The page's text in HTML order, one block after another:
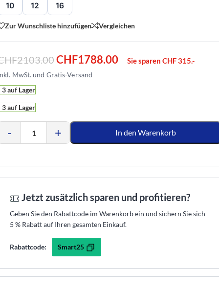
10 12 16
Zur Wunschliste hinzufügen Vergleichen
2103.00CHF1788.00 Sie sparen CHF 315.-
3 auf Lager
3 auf Lager
- + In den Warenkorb
Jetzt zusätzlich sparen und profitieren?
Geben Sie den Rabattcode im Warenkorb ein und sichern Sie sich
5 % Rabatt auf Ihren gesamten Einkauf.
Rabattcode: Smart25